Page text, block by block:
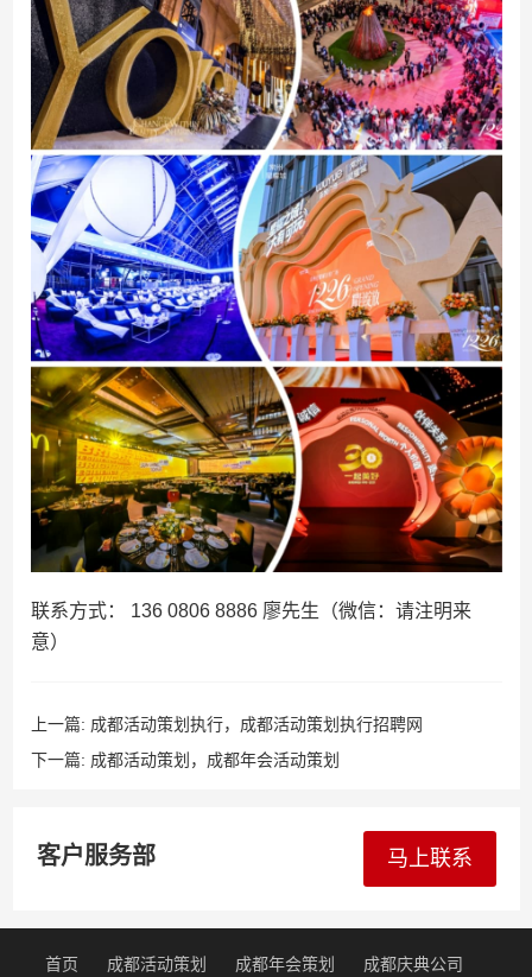
联系方式： 136 0806 8886 廖先生（微信：请注明来
意）
上一篇: 成都活动策划执行，成都活动策划执行招聘网
下一篇: 成都活动策划，成都年会活动策划
客户服务部 马上联系
首页 成都活动策划 成都年会策划 成都庆典公司